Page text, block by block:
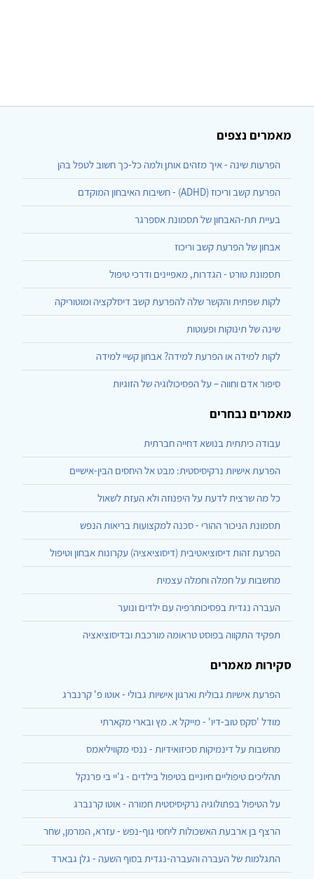
מאמרים נצפים
הפרעות שינה - איך מזהים אותן ולמה כל-כך חשוב לטפל בהן
הפרעת קשב וריכוז (ADHD) - חשיבות האיבחון המוקדם
בעיית תת-האבחון של תסמונת אספרגר
אבחון של הפרעת קשב וריכוז
תסמונת טורט - הגדרות, מאפיינים ודרכי טיפול
לקות שפתית והקשר שלה להפרעת קשב דיסלקציה ומוטוריקה
שינה של תינוקות ופעוטות
לקות למידה או הפרעת למידה? אבחון קשיי למידה
סיפור אדם וחווה – על הפסיכולוגיה של הזוגיות
מאמרים נבחרים
עבודה כיתתית בנושא דחייה חברתית
הפרעת אישיות נרקיסיסטית: מבט אל היחסים הבין-אישיים
כל מה שרצית לדעת על היפנוזה ולא העזת לשאול
תסמונת הניכור ההורי - סכנה למקצועות בריאות הנפש
הפרעת זהות דיסוציאטיבית (דיסוציאציה) עקרונות אבחון וטיפול
מחשבות על חמלה וחמלה עצמית
העברה נגדית בפסיכותרפיה עם ילדים ונוער
תפקיד התקווה בפוסט טראומה מורכבת ובדיסוציאציה
סקירות מאמרים
הפרעת אישיות גבולית וארגון אישיות גבולי - אוטו פ' קרנברג
מודל 'סקס טוב-דיו' - מייקל א. מץ ובארי מקארתי
מחשבות על דינמיקות סכיזואידיות - ננסי מקוויליאמס
תהליכים טיפוליים חיוניים בטיפול בילדים - ג'יי בי פרנקל
על הטיפול בפתולוגיה נרקיסיסטית חמורה - אוטו קרנברג
הרצף בן ארבעת האשכולות ליחסי גוף-נפש - עזרא, המרמן, שחר
התגלמות של העברה והעברה-נגדית בסוף השעה - גלן גבארד